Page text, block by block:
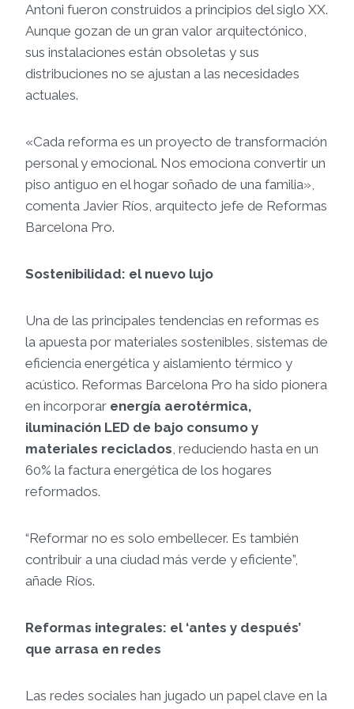
Antoni fueron construidos a principios del siglo XX.
Aunque gozan de un gran valor arquitectónico,
sus instalaciones están obsoletas y sus
distribuciones no se ajustan a las necesidades
actuales.
«Cada reforma es un proyecto de transformación
personal y emocional. Nos emociona convertir un
piso antiguo en el hogar soñado de una familia»,
comenta Javier Ríos, arquitecto jefe de Reformas
Barcelona Pro.
Sostenibilidad: el nuevo lujo
Una de las principales tendencias en reformas es
la apuesta por materiales sostenibles, sistemas de
eficiencia energética y aislamiento térmico y
acústico. Reformas Barcelona Pro ha sido pionera
en incorporar energía aerotérmica,
iluminación LED de bajo consumo y
materiales reciclados , reduciendo hasta en un
60% la factura energética de los hogares
reformados.
“Reformar no es solo embellecer. Es también
contribuir a una ciudad más verde y eficiente”,
añade Ríos.
Reformas integrales: el ‘antes y después’
que arrasa en redes
Las redes sociales han jugado un papel clave en la